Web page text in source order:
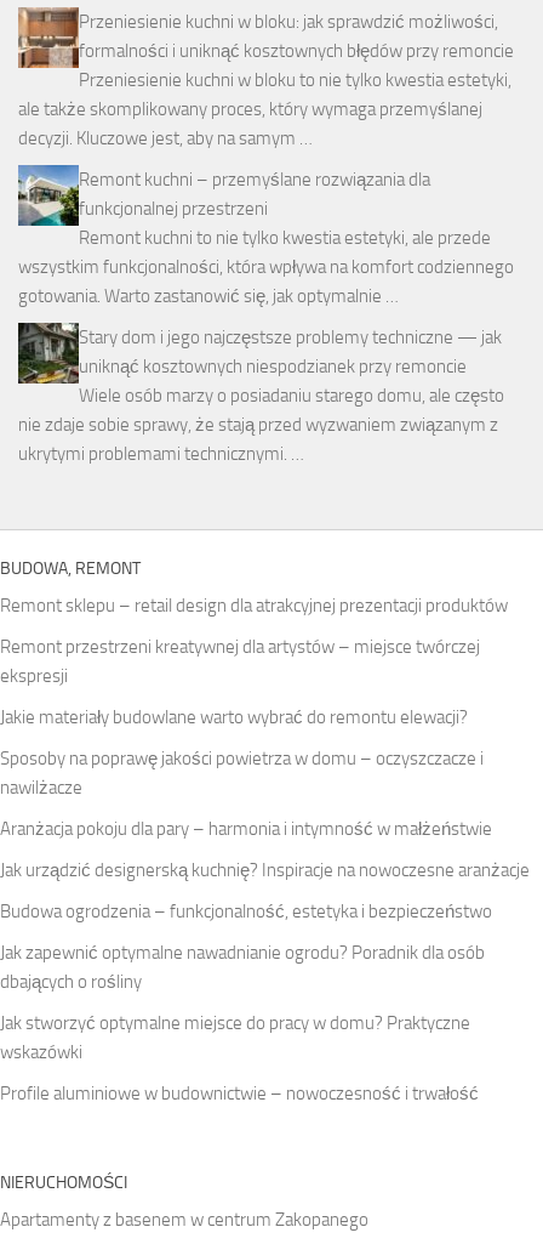
Przeniesienie kuchni w bloku: jak sprawdzić możliwości,
formalności i uniknąć kosztownych błędów przy remoncie
Przeniesienie kuchni w bloku to nie tylko kwestia estetyki,
ale także skomplikowany proces, który wymaga przemyślanej
decyzji. Kluczowe jest, aby na samym …
Remont kuchni – przemyślane rozwiązania dla
funkcjonalnej przestrzeni
Remont kuchni to nie tylko kwestia estetyki, ale przede
wszystkim funkcjonalności, która wpływa na komfort codziennego
gotowania. Warto zastanowić się, jak optymalnie …
Stary dom i jego najczęstsze problemy techniczne — jak
uniknąć kosztownych niespodzianek przy remoncie
Wiele osób marzy o posiadaniu starego domu, ale często
nie zdaje sobie sprawy, że stają przed wyzwaniem związanym z
ukrytymi problemami technicznymi. …
BUDOWA, REMONT
Remont sklepu – retail design dla atrakcyjnej prezentacji produktów
Remont przestrzeni kreatywnej dla artystów – miejsce twórczej
ekspresji
Jakie materiały budowlane warto wybrać do remontu elewacji?
Sposoby na poprawę jakości powietrza w domu – oczyszczacze i
nawilżacze
Aranżacja pokoju dla pary – harmonia i intymność w małżeństwie
Jak urządzić designerską kuchnię? Inspiracje na nowoczesne aranżacje
Budowa ogrodzenia – funkcjonalność, estetyka i bezpieczeństwo
Jak zapewnić optymalne nawadnianie ogrodu? Poradnik dla osób
dbających o rośliny
Jak stworzyć optymalne miejsce do pracy w domu? Praktyczne
wskazówki
Profile aluminiowe w budownictwie – nowoczesność i trwałość
NIERUCHOMOŚCI
Apartamenty z basenem w centrum Zakopanego